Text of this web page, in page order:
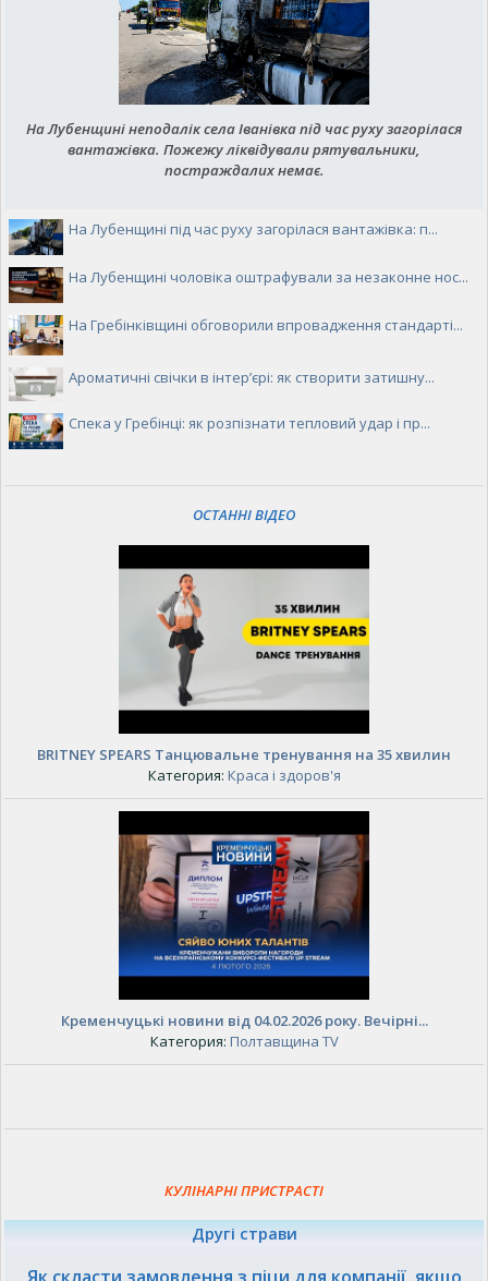
На Лубенщині неподалік села Іванівка під час руху загорілася
вантажівка. Пожежу ліквідували рятувальники,
постраждалих немає.
На Лубенщині під час руху загорілася вантажівка: п...
На Лубенщині чоловіка оштрафували за незаконне нос...
На Гребінківщині обговорили впровадження стандарті...
Ароматичні свічки в інтер’єрі: як створити затишну...
Спека у Гребінці: як розпізнати тепловий удар і пр...
ОСТАННІ ВІДЕО
BRITNEY SPEARS Танцювальне тренування на 35 хвилин
Категория: Краса і здоров'я
Кременчуцькі новини від 04.02.2026 року. Вечірні...
Категория: Полтавщина TV
КУЛІНАРНІ ПРИСТРАСТІ
Другі страви